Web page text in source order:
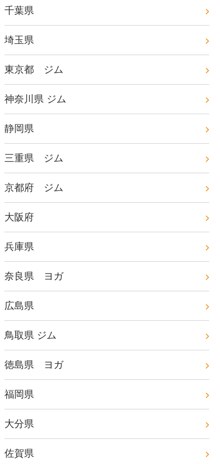
千葉県
埼玉県
東京都 ジム
神奈川県 ジム
静岡県
三重県 ジム
京都府 ジム
大阪府
兵庫県
奈良県 ヨガ
広島県
鳥取県 ジム
徳島県 ヨガ
福岡県
大分県
佐賀県